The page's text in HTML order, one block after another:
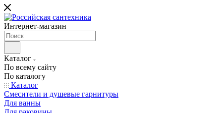
Интернет-магазин
Каталог
По всему сайту
По каталогу
Каталог
Смесители и душевые гарнитуры
Для ванны